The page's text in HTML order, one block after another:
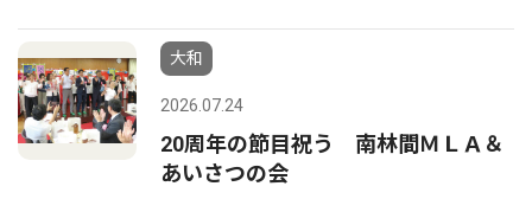
大和
2026.07.24
20周年の節目祝う 南林間ＭＬＡ＆
あいさつの会